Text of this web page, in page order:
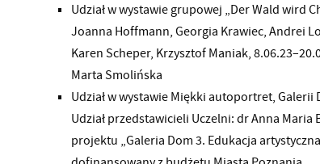
Udział w wystawie grupowej „Der Wald wird
Joanna Hoffmann, Georgia Krawiec, Andrei
Karen Scheper, Krzysztof Maniak,
Marta Smolińska
Udział w wystawie Miękki autoportret, Galerii
Udział przedstawicieli Uczelni: dr Anna
projektu „Galeria Dom 3. Edukacja